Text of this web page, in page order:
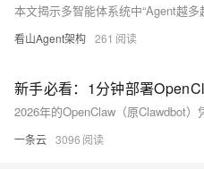
看山Agent架构 261
一条云 3096